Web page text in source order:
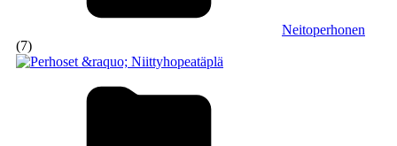
Neitoperhonen
(7)